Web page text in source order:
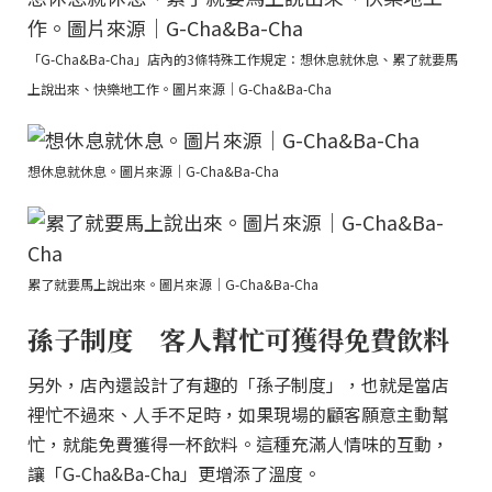
「G-Cha&Ba-Cha」店內的3條特殊工作規定：想休息就休息、累了就要馬
上說出來、快樂地工作。圖片來源｜G-Cha&Ba-Cha
想休息就休息。圖片來源｜G-Cha&Ba-Cha
累了就要馬上說出來。圖片來源｜G-Cha&Ba-Cha
孫子制度 客人幫忙可獲得免費飲料
另外，店內還設計了有趣的「孫子制度」，也就是當店
裡忙不過來、人手不足時，如果現場的顧客願意主動幫
忙，就能免費獲得一杯飲料。這種充滿人情味的互動，
讓「G-Cha&Ba-Cha」更增添了溫度。